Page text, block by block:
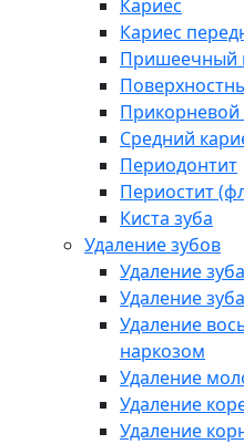
Кариес
Кариес
Пришеечный
Прикорневой
Средний
Периодонтит
Периостит
Киста зуба
Удаление зубов
Удаление
Удаление
Удаление
наркозом
Удаление
Удаление
Удаление